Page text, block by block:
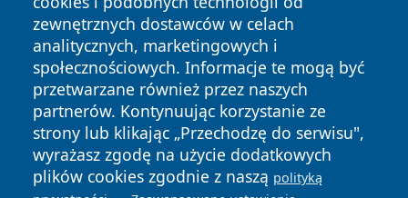
zewnętrznych dostawców w celach
analitycznych, marketingowych i
społecznościowych. Informacje te mogą być
przetwarzane również przez naszych
partnerów. Kontynuując korzystanie ze
strony lub klikając „Przechodzę do serwisu",
wyrażasz zgodę na użycie dodatkowych
plików cookies zgodnie z naszą polityką
Copyright © 2026 kochamsiedlce.pl Wszystkie prawa
zastrzeżone.
News Autorzy
Polityka
Prywatności
Polityka
Cookies